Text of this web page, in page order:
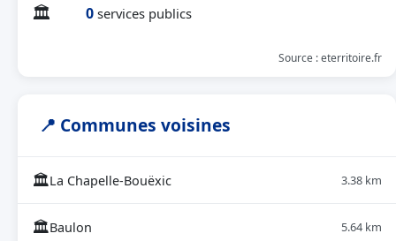
🏛 0 services publics
Source : eterritoire.fr
📍 Communes voisines
🏛La Chapelle-Bouëxic 3.38 km
🏛Baulon 5.64 km